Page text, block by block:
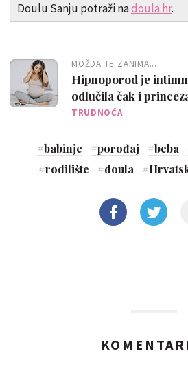
Doulu Sanju potraži nadoula.hr.
MOŽDA TE ZANIMA...
Hipnoporod je
odlučila čak i
ignorirati strah
TRUDNOĆA
#babinje #porođaj #beba
#rodilište #doula #